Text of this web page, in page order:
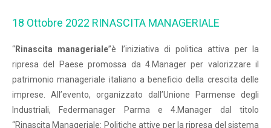
18 Ottobre 2022 RINASCITA MANAGERIALE
“Rinascita manageriale”è l’iniziativa di politica attiva per la
ripresa del Paese promossa da 4.Manager per valorizzare il
patrimonio manageriale italiano a beneficio della crescita delle
imprese. All’evento, organizzato dall’Unione Parmense degli
Industriali, Federmanager Parma e 4.Manager dal titolo
“Rinascita Manageriale: Politiche attive per la ripresa del sistema